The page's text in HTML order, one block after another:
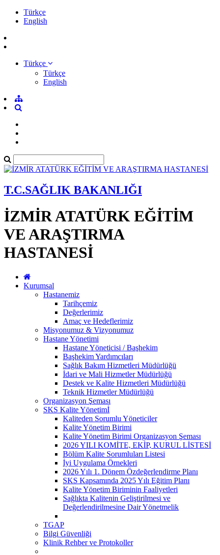
Türkçe
English
Türkçe
Türkçe
English
T.C.SAĞLIK BAKANLIĞI
İZMİR ATATÜRK EĞİTİM
VE ARAŞTIRMA
HASTANESİ
Kurumsal
Hastanemiz
Tarihçemiz
Değerlerimiz
Amaç ve Hedeflerimiz
Misyonumuz & Vizyonumuz
Hastane Yönetimi
Hastane Yöneticisi / Başhekim
Başhekim Yardımcıları
Sağlık Bakım Hizmetleri Müdürlüğü
İdari ve Mali Hizmetler Müdürlüğü
Destek ve Kalite Hizmetleri Müdürlüğü
Teknik Hizmetler Müdürlüğü
Organizasyon Şeması
SKS Kalite Yönetimİ
Kaliteden Sorumlu Yöneticiler
Kalite Yönetim Birimi
Kalite Yönetim Birimi Organizasyon Şeması
2026 YILI KOMİTE, EKİP, KURUL LİSTESİ
Bölüm Kalite Sorumluları Listesi
İyi Uygulama Örnekleri
2026 Yılı 1. Dönem Özdeğerlendirme Planı
SKS Kapsamında 2025 Yılı Eğitim Planı
Kalite Yönetim Biriminin Faaliyetleri
Sağlıkta Kalitenin Geliştirilmesi ve
Değerlendirilmesine Dair Yönetmelik
TGAP
Bilgi Güvenliği
Klinik Rehber ve Protokoller